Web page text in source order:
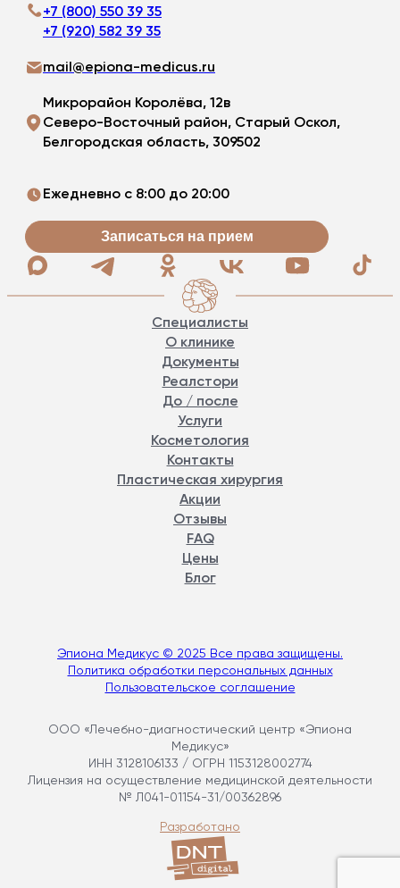
+7 (800) 550 39 35
+7 (920) 582 39 35
mail@epiona-medicus.ru
Микрорайон Королёва, 12в
Северо-Восточный район, Старый Оскол,
Белгородская область, 309502
Ежедневно с 8:00 до 20:00
Записаться на прием
Специалисты
О клинике
Документы
Реалстори
До / после
Услуги
Косметология
Контакты
Пластическая хирургия
Акции
Отзывы
FAQ
Цены
Блог
ООО «Лечебно-диагностический центр «Эпиона
Медикус»
ИНН 3128106133 / ОГРН 1153128002774
Лицензия на осуществление медицинской деятельности
№ Л041-01154-31/00362896
Эпиона Медикус © 2025 Все права защищены.
Политика обработки персональных данных
Пользовательское соглашение
Разработано